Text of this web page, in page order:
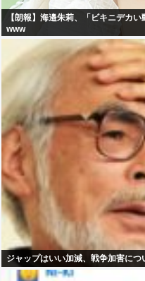
【朗報】海邉朱莉、「ビキニデカ
www
ジャップはいい加減、戦争加害につ